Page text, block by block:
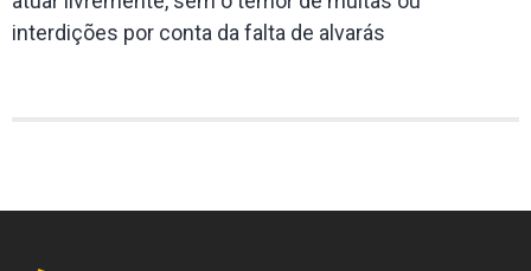
interdições por conta da falta de alvarás